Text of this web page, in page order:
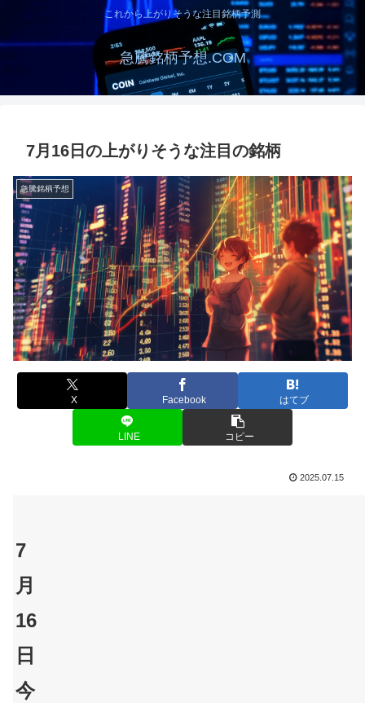
これから上がりそうな注目銘柄予測
急騰銘柄予想.COM
7月16日の上がりそうな注目の銘柄
急騰銘柄予想
X Facebook はてブ
LINE コピー
2025.07.15
7
月
16
日
今